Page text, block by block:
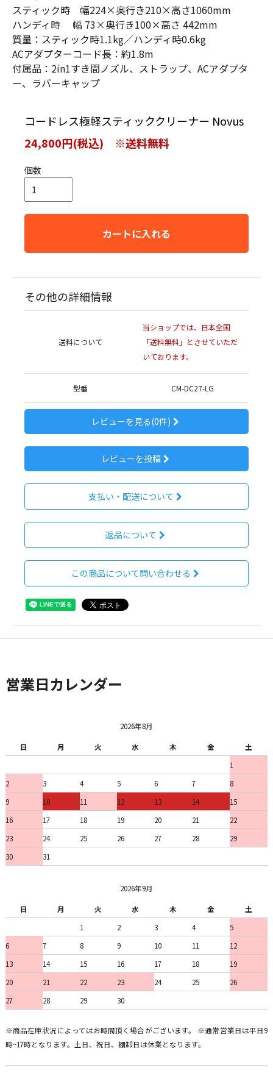
スティック時 幅224×奥行き210×高さ1060mm
ハンディ時 幅 73×奥行き100×高さ 442mm
質量：スティック時1.1kg／ハンディ時0.6kg
ACアダプターコード長：約1.8m
付属品：2in1すき間ノズル、ストラップ、ACアダプタ
ー、ラバーキャップ
コードレス極軽スティッククリーナー Novus
24,800円(税込) ※送料無料
個数
カートに入れる
その他の詳細情報
送料について
当ショップでは、日本全国
「送料無料」とさせていただ
いております。
型番 CM-DC27-LG
レビューを見る(0件)
レビューを投稿
支払い・配送について
返品について
この商品について問い合わせる
営業日カレンダー
2026年8月
日
月 火 水 木 金
土
1
2
3 4 5 6 7
8
9
10 11 12 13 14
15
16
17 18 19 20 21
22
23
24 25 26 27 28
29
30
31
2026年9月
日
月 火 水 木 金
土
1
2 3 4
5
6
7 8 9 10 11
12
13
14 15 16 17 18
19
20
21 22 23 24 25
26
27
28 29 30
※商品在庫状況によってはお時間頂く場合がございます。 ※通常営業日は平日9
時~17時となります。土日、祝日、棚卸日は休業となります。